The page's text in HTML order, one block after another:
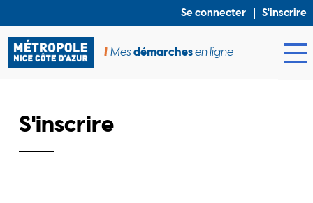
Se connecter S'inscrire
Mesdémarchesen ligne
S'inscrire